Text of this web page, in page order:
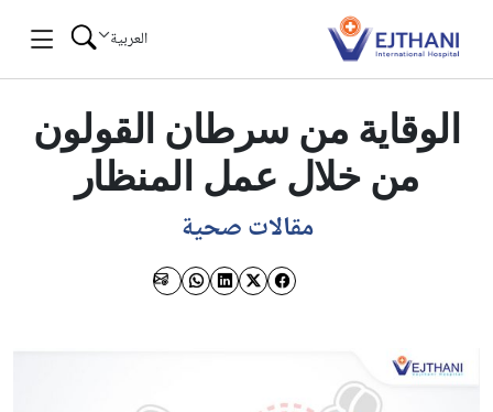
العربية
الوقاية من سرطان القولون
من خلال عمل المنظار
مقالات صحية